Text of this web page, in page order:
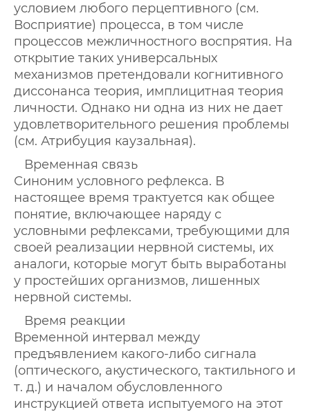
условием любого перцептивного (см.
Восприятие) процесса, в том числе
процессов межличностного воспрятия. На
открытие таких универсальных
механизмов претендовали когнитивного
диссонанса теория, имплицитная теория
личности. Однако ни одна из них не дает
удовлетворительного решения проблемы
(см. Атрибуция каузальная).
Временная связь
Синоним условного рефлекса. В
настоящее время трактуется как общее
понятие, включающее наряду с
условными рефлексами, требующими для
своей реализации нервной системы, их
аналоги, которые могут быть выработаны
у простейших организмов, лишенных
нервной системы.
Время реакции
Временной интервал между
предъявлением какого-либо сигнала
(оптического, акустического, тактильного и
т. д.) и началом обусловленного
инструкцией ответа испытуемого на этот